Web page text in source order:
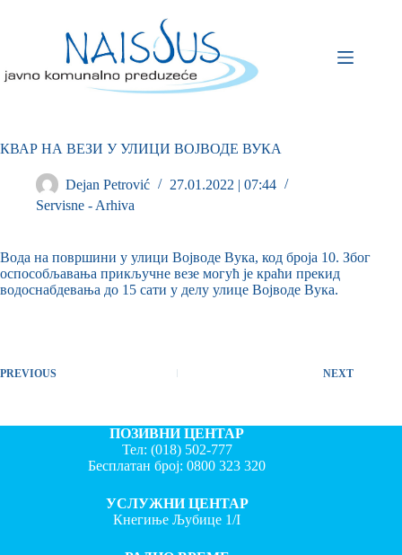
КВАР НА ВЕЗИ У УЛИЦИ ВОЈВОДЕ ВУКА
Dejan Petrović
27.01.2022 | 07:44
Servisne - Arhiva
Вода на површини у улици Војводе Вука, код броја 10. Због
оспособљавања прикључне везе могућ је краћи прекид
водоснабдевања до 15 сати у делу улице Војводе Вука.
PREVIOUS NEXT
ПОЗИВНИ ЦЕНТАР
Тел: (018) 502-777
Бесплатан број:0800 323 320
УСЛУЖНИ ЦЕНТАР
Кнегиње Љубице 1/I